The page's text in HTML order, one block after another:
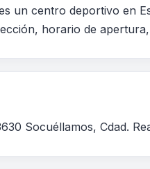
un centro deportivo en
horario de
Socuéllamos, Cdad.